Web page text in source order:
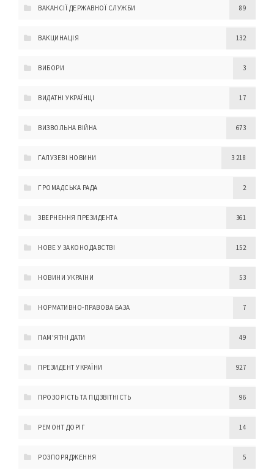
ВАКАНСІЇ ДЕРЖАВНОЇ СЛУЖБИ 89
ВАКЦИНАЦІЯ 132
ВИБОРИ 3
ВИДАТНІ УКРАЇНЦІ 17
ВИЗВОЛЬНА ВІЙНА 673
ГАЛУЗЕВІ НОВИНИ 3 218
ГРОМАДСЬКА РАДА 2
ЗВЕРНЕННЯ ПРЕЗИДЕНТА 361
НОВЕ У ЗАКОНОДАВСТВІ 152
НОВИНИ УКРАЇНИ 53
НОРМАТИВНО-ПРАВОВА БАЗА 7
ПАМ'ЯТНІ ДАТИ 49
ПРЕЗИДЕНТ УКРАЇНИ 927
ПРОЗОРІСТЬ ТА ПІДЗВІТНІСТЬ 96
РЕМОНТ ДОРІГ 14
РОЗПОРЯДЖЕННЯ 5